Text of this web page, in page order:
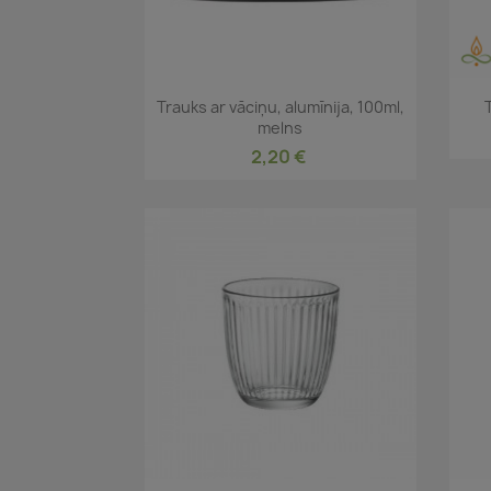
Īss ieskats
Trauks ar vāciņu, alumīnija, 100ml,
melns
2,20 €